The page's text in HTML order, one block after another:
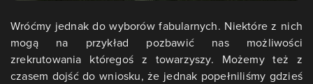
Wróćmy jednak do wyborów fabularnych. Niektóre z nich
mogą na przykład pozbawić nas możliwości
zrekrutowania któregoś z towarzyszy. Możemy też z
czasem dojść do wniosku, że jednak popełniliśmy gdzieś